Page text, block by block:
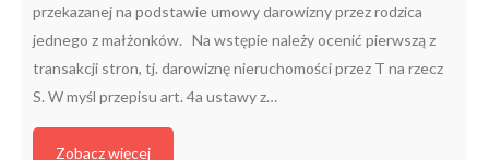
przekazanej na podstawie umowy darowizny przez rodzica
jednego z małżonków. Na wstępie należy ocenić pierwszą z
transakcji stron, tj. darowiznę nieruchomości przez T na rzecz
S. W myśl przepisu art. 4a ustawy z…
Zobacz więcej